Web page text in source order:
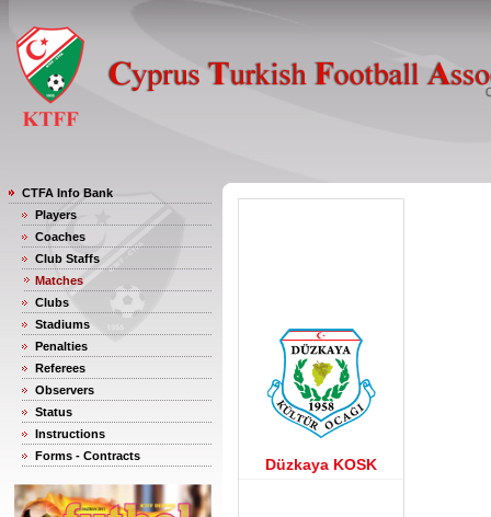
CTFA Info Bank
Players
Coaches
Club Staffs
Matches
Clubs
Stadiums
Penalties
Referees
Observers
Status
Instructions
Forms - Contracts
Düzkaya KOSK